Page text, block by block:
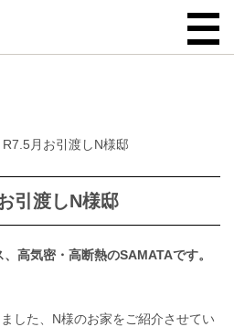
R7.5月お引渡しN様邸
引渡しN様邸
高気密・高断熱のSAMATAです。
した、N様のお家をご紹介させてい